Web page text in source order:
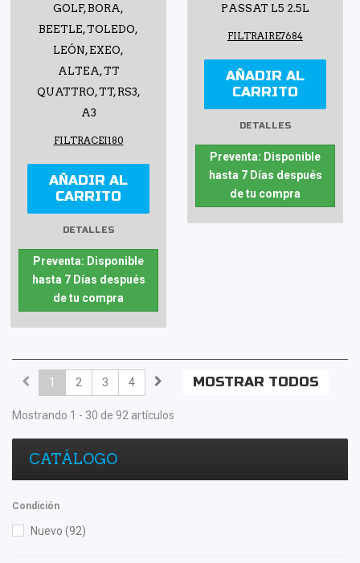
GOLF, BORA,
BEETLE, TOLEDO,
LEÓN, EXEO,
ALTEA, TT
QUATTRO, TT, RS3,
A3
FILTRACEI180
AÑADIR AL
CARRITO
DETALLES
Preventa: Disponible
hasta 7 Días después
de tu compra
PASSAT L5 2.5L
FILTRAIRE7684
AÑADIR AL
CARRITO
DETALLES
Preventa: Disponible
hasta 7 Días después
de tu compra
MOSTRAR TODOS
1 2 3 4
Mostrando 1 - 30 de 92 artículos
CATÁLOGO
Condición
Nuevo (92)